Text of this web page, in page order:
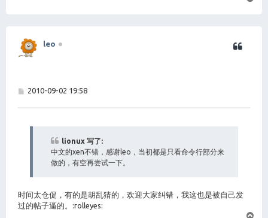
leo
帖
2010-09-02 19:58
lionux 写了:
中文的xen不错，感谢leo，当初都是只看命令行部分来
做的，有空再尝试一下。
时间太仓促，有的是胡乱猜的，欢迎大家纠错，我这也是被自己发
过的帖子逼的。:rolleyes: